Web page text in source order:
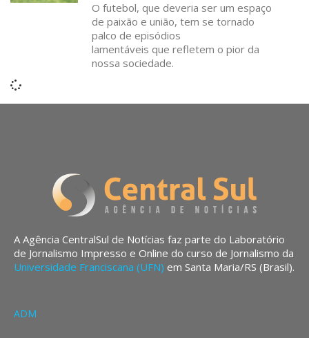
O futebol, que deveria ser um espaço
de paixão e união, tem se tornado
palco de episódios
lamentáveis que refletem o pior da
nossa sociedade.
A Agência CentralSul de Notícias faz parte do Laboratório
de Jornalismo Impresso e Online do curso de Jornalismo da
Universidade Franciscana (UFN) em Santa Maria/RS (Brasil).
ADM